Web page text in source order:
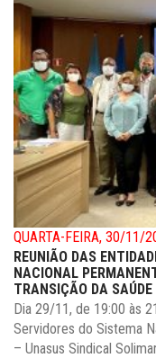
QUARTA-FEIRA, 30/11/
REUNIÃO DAS
NACIONAL
TRANSIÇÃO DA SAÚDE
Dia 29/11, de 19:00 às
Servidores do Sistema
– Unasus Sindical